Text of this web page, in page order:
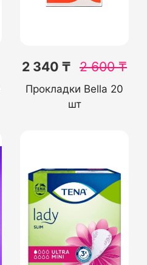
2 340 ₸ 2 600₸
Прокладки Bella 20
шт